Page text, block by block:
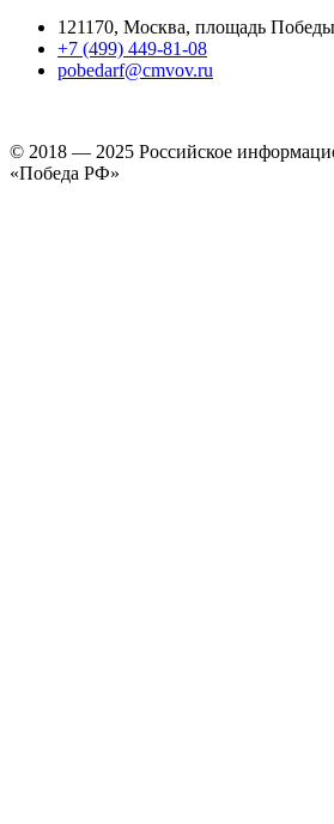
121170, Москва, площадь
+7 (499) 449-81-08
pobedarf@cmvov.ru
© 2018 — 2025 Российское
«Победа РФ»